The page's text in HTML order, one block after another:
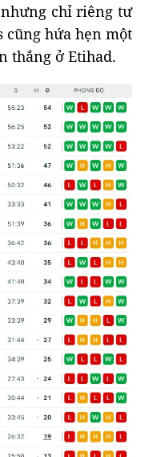
chỉ riêng tư
cũng hứa hẹn một
thắng ở Etihad.